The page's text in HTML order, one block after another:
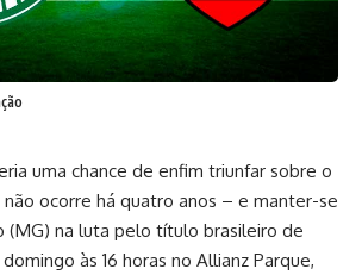
uma chance de enfim triunfar sobre o
ocorre há quatro anos – e manter-se
(MG) na luta pelo título brasileiro de
às 16 horas no Allianz Parque,